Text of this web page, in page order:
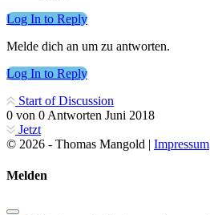
Log In to Reply
Melde dich an um zu antworten.
Log In to Reply
Start of Discussion
0 von 0 Antworten Juni 2018
Jetzt
© 2026 - Thomas Mangold | Impressum
Melden